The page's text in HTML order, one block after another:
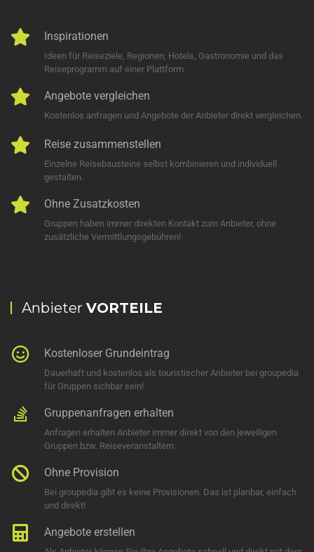
Inspirationen
Ideen für Reiseziele, Regionen, Hotels, Gastronomie und das
Reiseprogramm auf einer Plattform.
Angebote vergleichen
Kostenlos anfragen und Angebote der Anbieter direkt vergleichen.
Reise zusammenstellen
Einzelne Reisebausteine selbst kombinieren und individuell
gestalten.
Ohne Zusatzkosten
Gruppen haben immer direkten Kontakt zum Anbieter, ohne
zusätzliche Vermittlungsgebühren!
Anbieter VORTEILE
Kostenloser Grundeintrag
Dauerhaft und kostenlos als touristischer Anbieter bei groupedia
für Gruppen sichbar sein!
Gruppenanfragen erhalten
Anfragen erhalten Anbieter immer direkt von den jeweiligen
Gruppen bzw. Reiseveranstaltern.
Ohne Provision
Bei groupedia gibt es keine Provisionen. Das ist planbar, einfach
und direkt!
Angebote erstellen